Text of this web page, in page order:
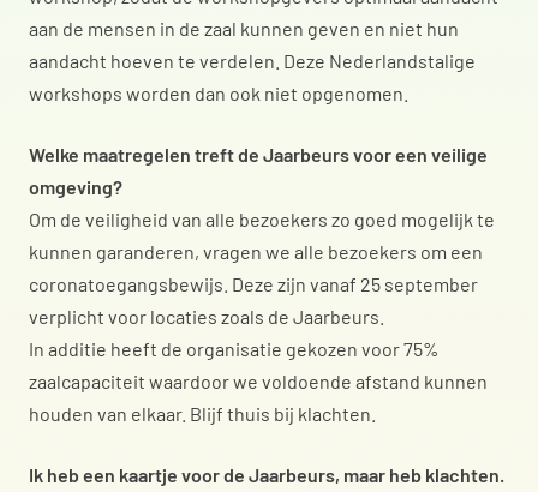
aan de mensen in de zaal kunnen geven en niet hun
aandacht hoeven te verdelen. Deze Nederlandstalige
workshops worden dan ook niet opgenomen.
Welke maatregelen treft de Jaarbeurs voor een veilige
omgeving?
Om de veiligheid van alle bezoekers zo goed mogelijk te
kunnen garanderen, vragen we alle bezoekers om een
coronatoegangsbewijs. Deze zijn vanaf 25 september
verplicht voor locaties zoals de Jaarbeurs.
In additie heeft de organisatie gekozen voor 75%
zaalcapaciteit waardoor we voldoende afstand kunnen
houden van elkaar. Blijf thuis bij klachten.
Ik heb een kaartje voor de Jaarbeurs, maar heb klachten.